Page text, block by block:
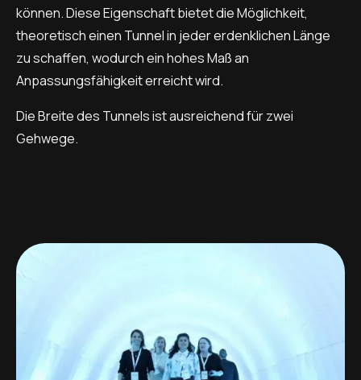
können. Diese Eigenschaft bietet die Möglichkeit,
theoretisch einen Tunnel in jeder erdenklichen Länge
zu schaffen, wodurch ein hohes Maß an
Anpassungsfähigkeit erreicht wird.
Die Breite des Tunnels ist ausreichend für zwei
Gehwege.